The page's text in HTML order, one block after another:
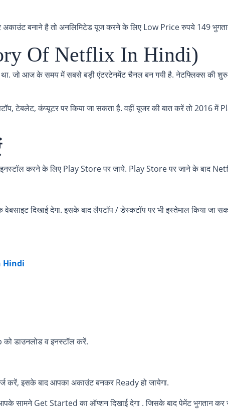
अकाउंट बनाने है तो अनलिमिटेड यूज करने के लिए Low Price रुपये 149
Of Netflix In Hindi)
जो आज के समय में सबसे बड़ी एंटरटेनमेंट चैनल बन गयी है. नेटफ्लिक्स की
टेबलेट, कंप्यूटर पर किया जा सकता है. वहीं यूजर की बात करें तो
करने के लिए Play Store पर जाये. Play Store पर जाने के बाद
दिखाई देगा. इसके बाद लैपटॉप / डेस्कटॉप पर भी इस्तेमाल किया जा
Hindi
डाउनलोड व इनस्टॉल करें.
करें, इसके बाद आपका अकाउंट बनकर Ready हो जायेगा.
सामने Get Started का ऑप्शन दिखाई देगा . जिसके बाद पेमेंट भुगतान